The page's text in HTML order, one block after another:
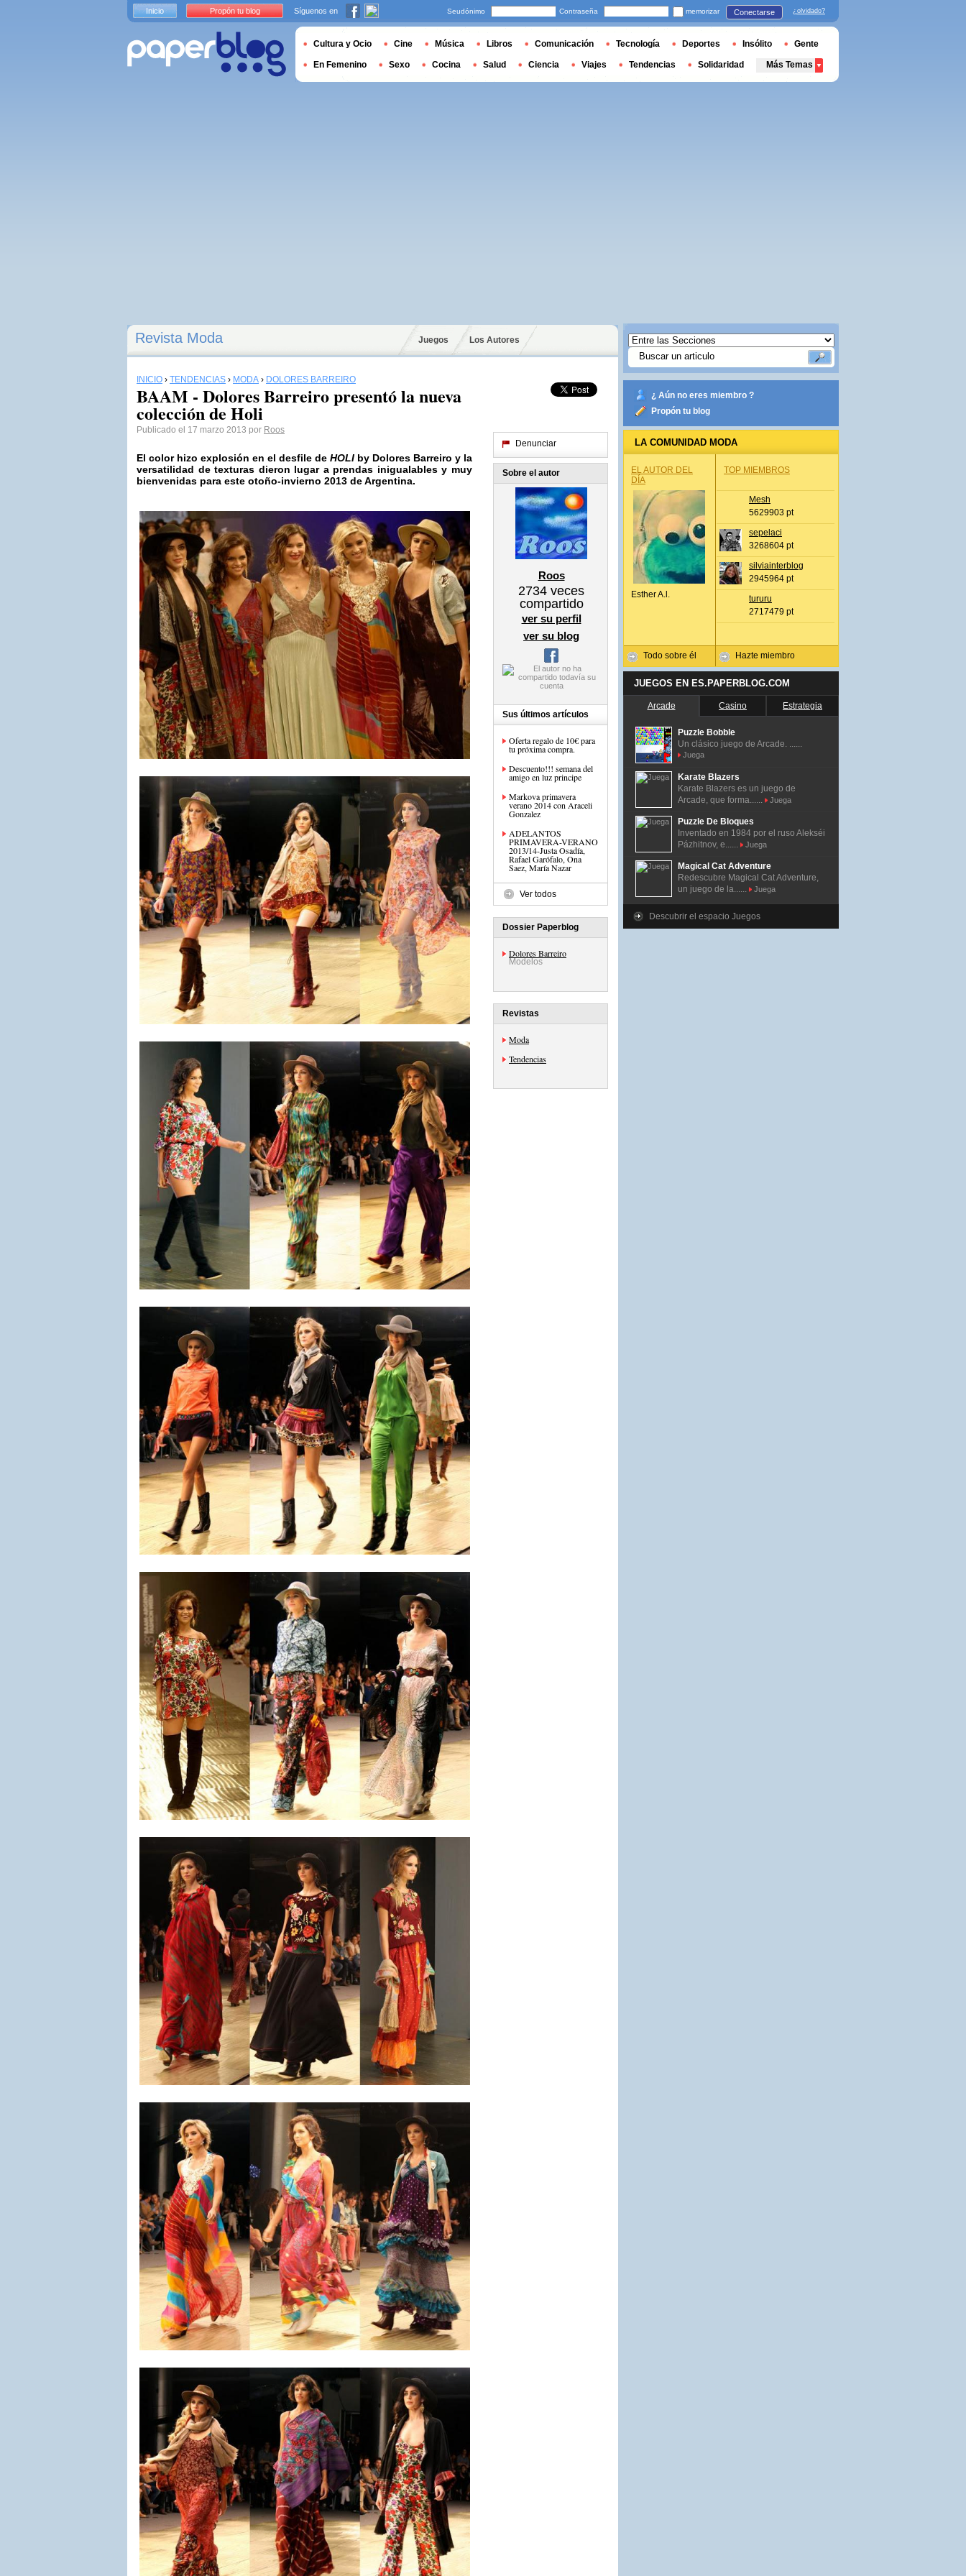
Revista Moda Juegos Los Autores
INICIO › TENDENCIAS › MODA › DOLORES BARREIRO
BAAM - Dolores Barreiro presentó la nueva
colección de Holi
Publicado el 17 marzo 2013 por Roos
El color hizo explosión en el desfile de HOLI by Dolores Barreiro y la
versatilidad de texturas dieron lugar a prendas inigualables y muy
bienvenidas para este otoño-invierno 2013 de Argentina.
Denunciar
Sobre el autor
Roos
2734 veces
compartido
ver su perfil
ver su blog
Sus últimos artículos
Oferta regalo de 10€ para
tu próxima compra.
Descuento!!! semana del
amigo en luz principe
Markova primavera
verano 2014 con Araceli
Gonzalez
ADELANTOS
PRIMAVERA-VERANO
2013/14-Justa Osadía,
Rafael Garófalo, Ona
Saez, María Nazar
Ver todos
Dossier Paperblog
Dolores Barreiro
Modelos
Revistas
Moda
Tendencias
¿ Aún no eres miembro ?
Propón tu blog
LA COMUNIDAD MODA
EL AUTOR DEL
DÍA
Esther A.l.
Todo sobre él
TOP MIEMBROS
Mesh
5629903 pt
sepelaci
3268604 pt
silviainterblog
2945964 pt
tururu
2717479 pt
Hazte miembro
JUEGOS EN ES.PAPERBLOG.COM
Arcade Casino Estrategia
Puzzle Bobble
Un clásico juego de Arcade. ......
Juega
Karate Blazers
Karate Blazers es un juego de
Arcade, que forma......
Juega
Puzzle De Bloques
Inventado en 1984 por el ruso Alekséi
Pázhitnov, e......
Juega
Magical Cat Adventure
Redescubre Magical Cat Adventure,
un juego de la......
Juega
Descubrir el espacio Juegos
Inicio Propón tu blog Síguenos en Seudónimo Contraseña memorizar Conectarse ¿olvidado?
Cultura y Ocio Cine Música Libros Comunicación Tecnología Deportes Insólito Gente
En Femenino Sexo Cocina Salud Ciencia Viajes Tendencias Solidaridad Más Temas